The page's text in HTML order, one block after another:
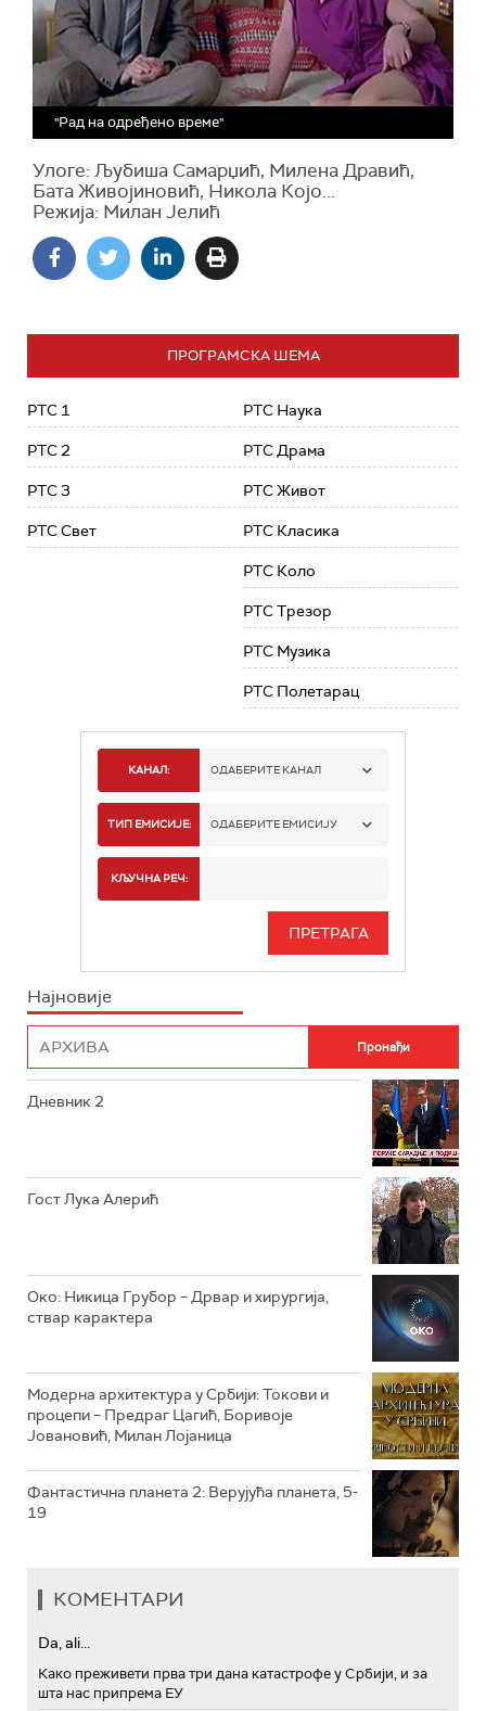
"Рад на одређено време"
Улоге: Љубиша Самарџић, Милена Дравић,
Бата Живојиновић, Никола Којо...
Режија: Милан Јелић
ПРОГРАМСКА ШЕМА
РТС 1
РТС 2
РТС 3
РТС Свет
РТС Наука
РТС Драма
РТС Живот
РТС Класика
РТС Коло
РТС Трезор
РТС Музика
РТС Полетарац
КАНАЛ: ОДАБЕРИТЕ КАНАЛ
РТС 1
РТС 3
ТИП ЕМИСИЈЕ: ОДАБЕРИТЕ ЕМИСИЈУ
ИНФО
КЉУЧНА РЕЧ:
Најновије
Дневник 2
Гост Лука Алерић
Око: Никица Грубор – Дрвар и хирургија,
ствар карактера
Модерна архитектура у Србији: Токови и
процепи – Предраг Цагић, Боривоје
Јовановић, Милан Лојаница
Фантастична планета 2: Верујућа планета, 5-
19
КОМЕНТАРИ
Da, ali...
Како преживети прва три дана катастрофе у Србији, и за
шта нас припрема ЕУ